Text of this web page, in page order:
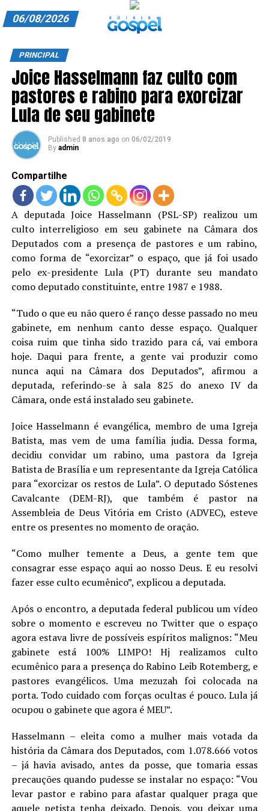
ANUNCIE CONOSCO
ASSINE
CARRINHO
EDITORIAL
ENTREVISTAS
EXPEDIENTE
FINALIZAR COMPRA
LANÇAMENTOS
06/08/2026
PRINCIPAL
Joice Hasselmann faz culto com
pastores e rabino para exorcizar
Lula de seu gabinete
Published 8 anos ago on 06/02/2019
By admin
Compartilhe
A deputada Joice Hasselmann (PSL-SP) realizou um
culto interreligioso em seu gabinete na Câmara dos
Deputados com a presença de pastores e um rabino,
como forma de “exorcizar” o espaço, que já foi usado
pelo ex-presidente Lula (PT) durante seu mandato
como deputado constituinte, entre 1987 e 1988.
“Tudo o que eu não quero é ranço desse passado no meu
gabinete, em nenhum canto desse espaço. Qualquer
coisa ruim que tinha sido trazido para cá, vai embora
hoje. Daqui para frente, a gente vai produzir como
nunca aqui na Câmara dos Deputados”, afirmou a
deputada, referindo-se à sala 825 do anexo IV da
Câmara, onde está instalado seu gabinete.
Joice Hasselmann é evangélica, membro de uma Igreja
Batista, mas vem de uma família judia. Dessa forma,
decidiu convidar um rabino, uma pastora da Igreja
Batista de Brasília e um representante da Igreja Católica
para “exorcizar os restos de Lula”. O deputado Sóstenes
Cavalcante (DEM-RJ), que também é pastor na
Assembleia de Deus Vitória em Cristo (ADVEC), esteve
entre os presentes no momento de oração.
“Como mulher temente a Deus, a gente tem que
consagrar esse espaço aqui ao nosso Deus. E eu resolvi
fazer esse culto ecumênico”, explicou a deputada.
Após o encontro, a deputada federal publicou um vídeo
sobre o momento e escreveu no Twitter que o espaço
agora estava livre de possíveis espíritos malignos: “Meu
gabinete está 100% LIMPO! Hj realizamos culto
ecumênico para a presença do Rabino Leib Rotemberg, e
pastores evangélicos. Uma mezuzah foi colocada na
porta. Todo cuidado com forças ocultas é pouco. Lula já
ocupou o gabinete que agora é MEU”.
Hasselmann – eleita como a mulher mais votada da
história da Câmara dos Deputados, com 1.078.666 votos
– já havia avisado, antes da posse, que tomaria essas
precauções quando pudesse se instalar no espaço: “Vou
levar pastor e rabino para afastar qualquer praga que
aquele petista tenha deixado. Depois, vou deixar uma